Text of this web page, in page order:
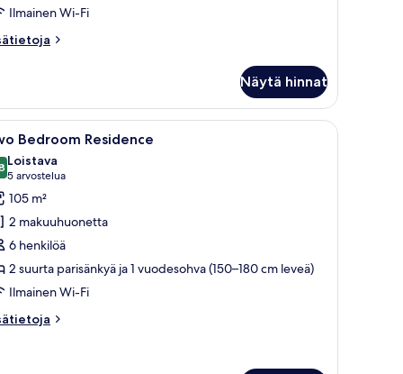
Ilmainen Wi-Fi
Näytä hinnat
laituri, aurinkotuoleja, palmuja ja portaikko, joka johtaa alas rannalle.
Olohuoneessa on kattotuuletin,
19 Bedroom Residence
kautta 10
Loistava
5 arvostelua
(5
arvostelua)
105 m²
2 makuuhuonetta
6 henkilöä
2 suurta parisänkyä ja 1 vuodesohva (150–180 cm leveä)
Ilmainen Wi-Fi